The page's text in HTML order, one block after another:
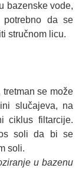
bazenske vode,
da se
stručnom licu.
se može
slučajeva, na
ciklus filtarcije.
soli da bi se
soli.
u bazenu